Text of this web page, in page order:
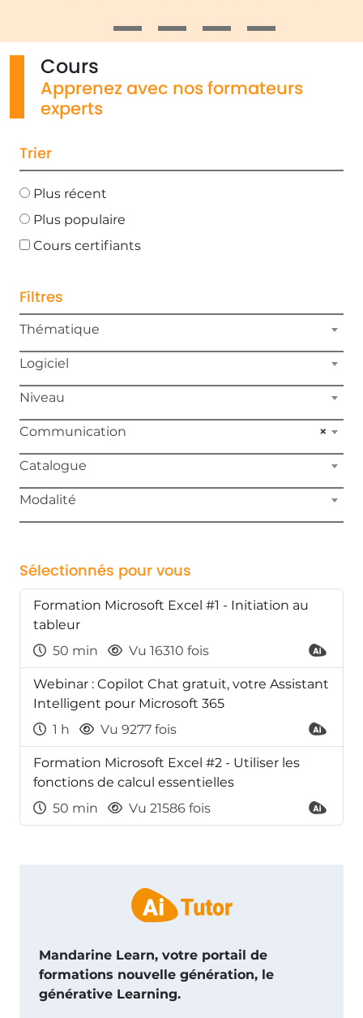
Cours
Apprenez avec nos formateurs
experts
Trier
Plus récent
Plus populaire
Cours certifiants
Filtres
Thématique
Logiciel
Niveau
×
Communication
Catalogue
Modalité
Sélectionnés pour vous
Formation Microsoft Excel #1 - Initiation au
tableur
50 min
Vu 16310 fois
Webinar : Copilot Chat gratuit, votre Assistant
Intelligent pour Microsoft 365
1 h
Vu 9277 fois
Formation Microsoft Excel #2 - Utiliser les
fonctions de calcul essentielles
50 min
Vu 21586 fois
Mandarine Learn, votre portail de
formations nouvelle génération, le
générative Learning.